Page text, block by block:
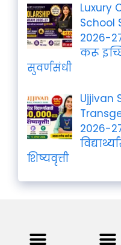
Luxury
School
2026-
करू
सुवर्णसंधी
Ujjivan
2026-
शिष्यवृत्ती